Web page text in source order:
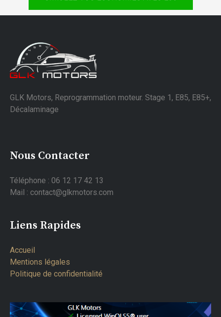
GLK Motors, Reprogrammation moteur. Stage 1, E85, E85+,
Décalaminage
Nous Contacter
Téléphone : 06 12 17 42 13
Mail : contact@glkmotors.com
Liens Rapides
Accueil
Mentions légales
Politique de confidentialité